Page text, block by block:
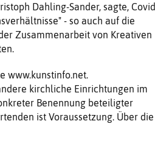
Dahling-Sander, sagte,
- so auch auf die
Zusammenarbeit von Kreativen
www.kunstinfo.net.
kirchliche Einrichtungen im
Benennung beteiligter
ist Voraussetzung. Über die